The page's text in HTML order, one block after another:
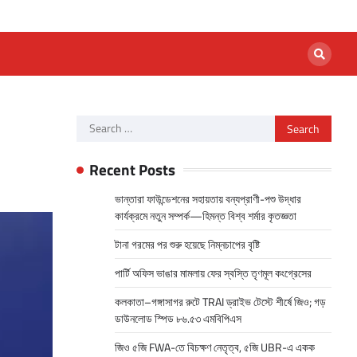
Search
Recent Posts
ভান্তারা ফাউন্ডেশনের সহায়তায় বন্যপ্রাণী-পশু উদ্ধার
কার্যক্রমে নতুন সম্পর্ক—হিমন্ত বিশ্ব শর্মার কৃতজ্ঞতা
টানা গরমের পর শুরু হয়েছে নিম্নচাপের বৃষ্টি
পার্টি অফিস ভাঙার মামলায় ফের স্বস্তি তৃণমূল কংগ্রেসের
কলকাতা–গঙ্গাসাগর রুটে TRAI ড্রাইভ টেস্টে শীর্ষে জিও; গড়
ডাউনলোড স্পিড ৮৬.৫৩ এমবিপিএস
জিও ৫জি FWA-তে বিচক্ষণ নেতৃত্ব, ৫জি UBR-এ একক